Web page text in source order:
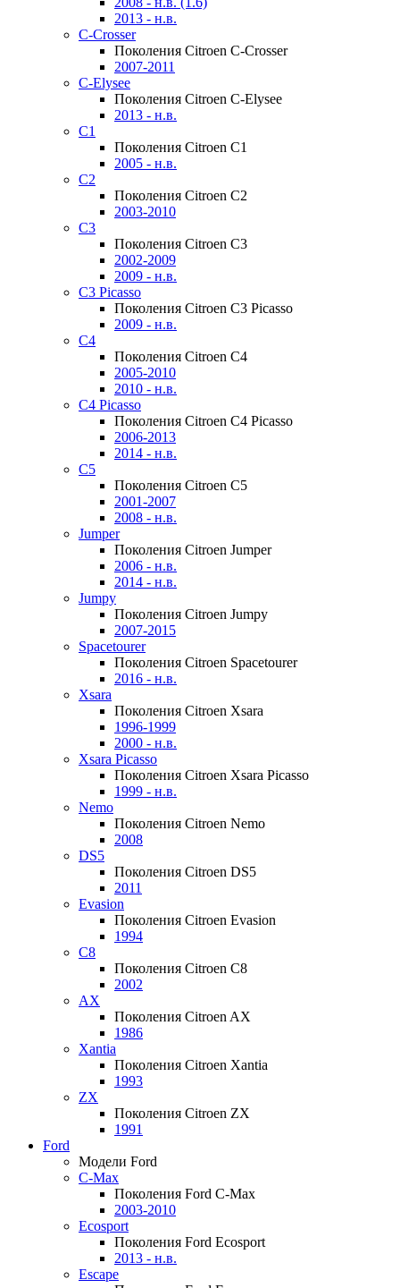
2013 - н.в.
C-Crosser
Поколения Citroen C-Crosser
2007-2011
C-Elysee
Поколения Citroen C-Elysee
2013 - н.в.
C1
Поколения Citroen C1
2005 - н.в.
C2
Поколения Citroen C2
2003-2010
C3
Поколения Citroen C3
2002-2009
2009 - н.в.
C3 Picasso
Поколения Citroen C3 Picasso
2009 - н.в.
C4
Поколения Citroen C4
2005-2010
2010 - н.в.
C4 Picasso
Поколения Citroen C4 Picasso
2006-2013
2014 - н.в.
C5
Поколения Citroen C5
2001-2007
2008 - н.в.
Jumper
Поколения Citroen Jumper
2006 - н.в.
2014 - н.в.
Jumpy
Поколения Citroen Jumpy
2007-2015
Spacetourer
Поколения Citroen Spacetourer
2016 - н.в.
Xsara
Поколения Citroen Xsara
1996-1999
2000 - н.в.
Xsara Picasso
Поколения Citroen Xsara Picasso
1999 - н.в.
Nemo
Поколения Citroen Nemo
2008
DS5
Поколения Citroen DS5
2011
Evasion
Поколения Citroen Evasion
1994
C8
Поколения Citroen C8
2002
AX
Поколения Citroen AX
1986
Xantia
Поколения Citroen Xantia
1993
ZX
Поколения Citroen ZX
1991
Ford
Модели Ford
C-Max
Поколения Ford C-Max
2003-2010
Ecosport
Поколения Ford Ecosport
2013 - н.в.
Escape